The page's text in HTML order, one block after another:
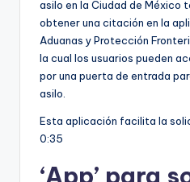
asilo en la Ciudad de México
obtener una citación en la
Aduanas y Protección
la cual los usuarios pueden
por una puerta de entrada
asilo.
Esta aplicación facilita la
0:35
‘App’ para